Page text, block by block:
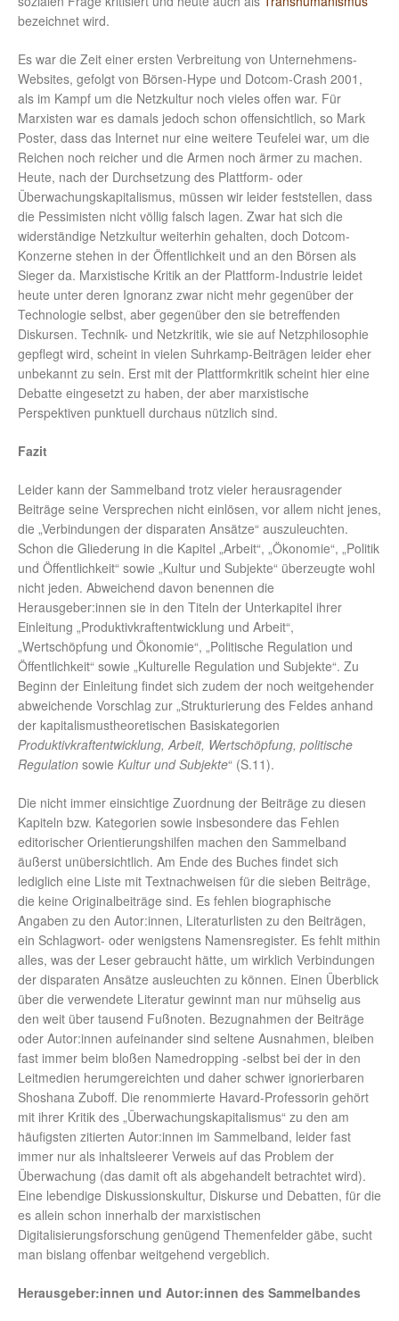
bezeichnet wird.
Es war die Zeit einer ersten Verbreitung von Unternehmens-
Websites, gefolgt von Börsen-Hype und Dotcom-Crash 2001,
als im Kampf um die Netzkultur noch vieles offen war. Für
Marxisten war es damals jedoch schon offensichtlich, so Mark
Poster, dass das Internet nur eine weitere Teufelei war, um die
Reichen noch reicher und die Armen noch ärmer zu machen.
Heute, nach der Durchsetzung des Plattform- oder
Überwachungskapitalismus, müssen wir leider feststellen, dass
die Pessimisten nicht völlig falsch lagen. Zwar hat sich die
widerständige Netzkultur weiterhin gehalten, doch Dotcom-
Konzerne stehen in der Öffentlichkeit und an den Börsen als
Sieger da. Marxistische Kritik an der Plattform-Industrie leidet
heute unter deren Ignoranz zwar nicht mehr gegenüber der
Technologie selbst, aber gegenüber den sie betreffenden
Diskursen. Technik- und Netzkritik, wie sie auf Netzphilosophie
gepflegt wird, scheint in vielen Suhrkamp-Beiträgen leider eher
unbekannt zu sein. Erst mit der Plattformkritik scheint hier eine
Debatte eingesetzt zu haben, der aber marxistische
Perspektiven punktuell durchaus nützlich sind.
Fazit
Leider kann der Sammelband trotz vieler herausragender
Beiträge seine Versprechen nicht einlösen, vor allem nicht jenes,
die „Verbindungen der disparaten Ansätze“ auszuleuchten.
Schon die Gliederung in die Kapitel „Arbeit“, „Ökonomie“, „Politik
und Öffentlichkeit“ sowie „Kultur und Subjekte“ überzeugte wohl
nicht jeden. Abweichend davon benennen die
Herausgeber:innen sie in den Titeln der Unterkapitel ihrer
Einleitung „Produktivkraftentwicklung und Arbeit“,
„Wertschöpfung und Ökonomie“, „Politische Regulation und
Öffentlichkeit“ sowie „Kulturelle Regulation und Subjekte“. Zu
Beginn der Einleitung findet sich zudem der noch weitgehender
abweichende Vorschlag zur „Strukturierung des Feldes anhand
der kapitalismustheoretischen Basiskategorien
Produktivkraftentwicklung, Arbeit, Wertschöpfung, politische
Regulation sowie Kultur und Subjekte“ (S.11).
Die nicht immer einsichtige Zuordnung der Beiträge zu diesen
Kapiteln bzw. Kategorien sowie insbesondere das Fehlen
editorischer Orientierungshilfen machen den Sammelband
äußerst unübersichtlich. Am Ende des Buches findet sich
lediglich eine Liste mit Textnachweisen für die sieben Beiträge,
die keine Originalbeiträge sind. Es fehlen biographische
Angaben zu den Autor:innen, Literaturlisten zu den Beiträgen,
ein Schlagwort- oder wenigstens Namensregister. Es fehlt mithin
alles, was der Leser gebraucht hätte, um wirklich Verbindungen
der disparaten Ansätze ausleuchten zu können. Einen Überblick
über die verwendete Literatur gewinnt man nur mühselig aus
den weit über tausend Fußnoten. Bezugnahmen der Beiträge
oder Autor:innen aufeinander sind seltene Ausnahmen, bleiben
fast immer beim bloßen Namedropping -selbst bei der in den
Leitmedien herumgereichten und daher schwer ignorierbaren
Shoshana Zuboff. Die renommierte Havard-Professorin gehört
mit ihrer Kritik des „Überwachungskapitalismus“ zu den am
häufigsten zitierten Autor:innen im Sammelband, leider fast
immer nur als inhaltsleerer Verweis auf das Problem der
Überwachung (das damit oft als abgehandelt betrachtet wird).
Eine lebendige Diskussionskultur, Diskurse und Debatten, für die
es allein schon innerhalb der marxistischen
Digitalisierungsforschung genügend Themenfelder gäbe, sucht
man bislang offenbar weitgehend vergeblich.
Herausgeber:innen und Autor:innen des Sammelbandes